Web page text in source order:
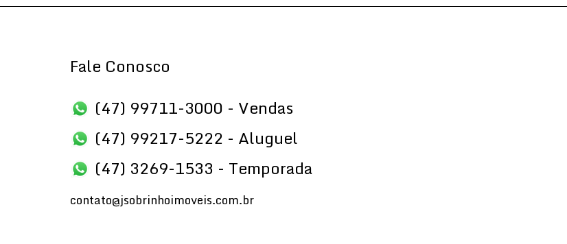
Fale Conosco
(47) 99711-3000 - Vendas
(47) 99217-5222 - Aluguel
(47) 3269-1533 - Temporada
contato@jsobrinhoimoveis.com.br